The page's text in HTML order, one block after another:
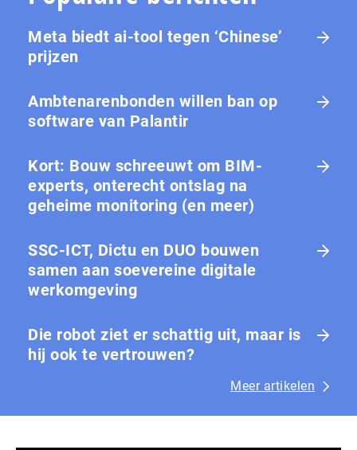
Meta biedt ai-tool tegen ‘Chinese’
prijzen
Ambtenarenbonden willen ban op
software van Palantir
Kort: Bouw schreeuwt om BIM-
experts, onterecht ontslag na
geheime monitoring (en meer)
SSC-ICT, Dictu en DUO bouwen
samen aan soevereine digitale
werkomgeving
Die robot ziet er schattig uit, maar is
hij ook te vertrouwen?
Meer artikelen